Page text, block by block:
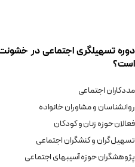
دوره تسهیلگری اجتماعی در
است؟
مددکاران اجتماعی
روانشناسان و مشاوران خانواده
فعالان حوزه زنان و کودکان
تسهیل گران و کنشگران اجتماعی
پژوهشگران حوزه آسیبهای اجتماعی